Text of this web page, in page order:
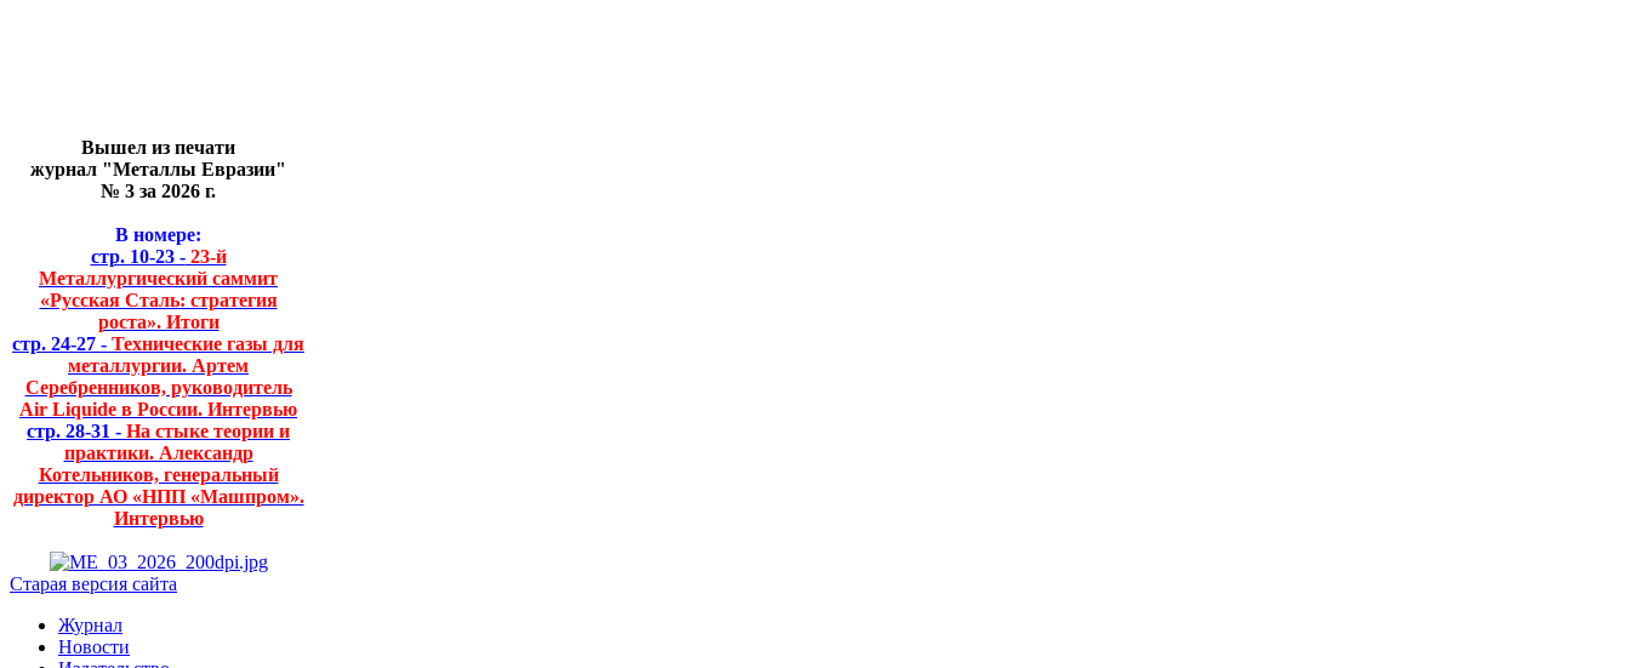
Вышел из печати
журнал "Металлы Евразии"
№ 3 за 2026 г.
В номере:
стр. 10-23 -23-й
Металлургический саммит
«Русская Сталь: стратегия
роста». Итоги
стр. 24-27 - Технические газы для
металлургии. Артем
Серебренников, руководитель
Air Liquide в России. Интервью
стр. 28-31 - На стыке теории и
практики. Александр
Котельников, генеральный
директор АО «НПП «Машпром».
Интервью
Старая версия сайта
Журнал
Новости